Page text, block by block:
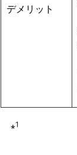
デメリット
⁎1